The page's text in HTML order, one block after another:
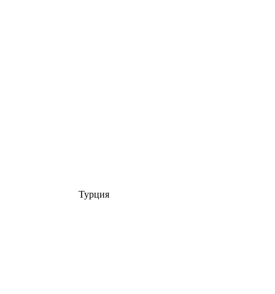
Турция